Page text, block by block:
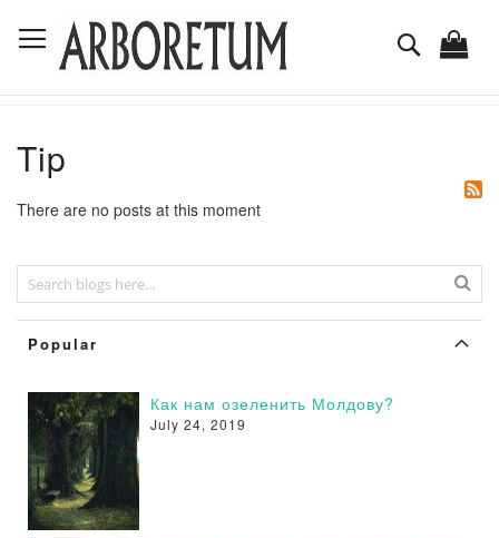
to
Content
Поиск
Tip
There are no posts at this moment
Popular
Как нам озеленить Молдову?
July 24, 2019